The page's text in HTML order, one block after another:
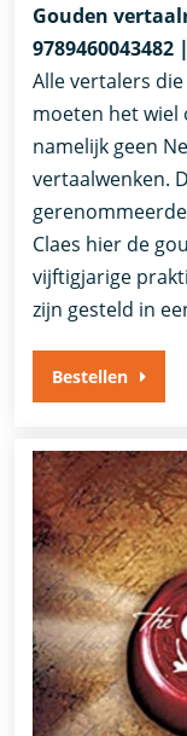
Gouden
Alle vertalers
moeten het wiel
namelijk geen
vertaalwenken.
Claes hier de
vijftigjarige
zijn gesteld in
Bestellen